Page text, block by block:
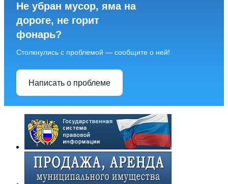
Не убран мусор, яма на
дороге, не горит
фонарь?
Столкнулись с проблемой — сообщите о ней!
Написать о проблеме